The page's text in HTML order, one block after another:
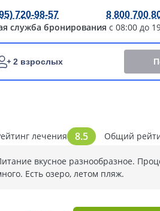
720-98-57 8 800 700
служба бронирования с 08:00 до
2 взрослых
лечения 8.5 Общий
вкусное разнообразное.
Есть озеро, летом пляж.